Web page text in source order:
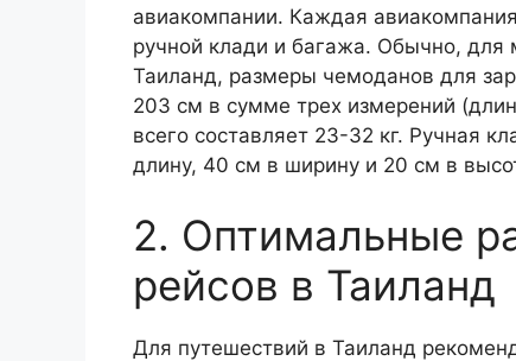
авиакомпании. Каждая
ручной клади и багажа. Обычно,
Таиланд, размеры чемоданов для
203 см в сумме трех измерений
всего составляет 23-32 кг. Ручная
длину, 40 см в ширину и 20 см в
2. Оптимальные
рейсов в Таиланд
Для путешествий в Таиланд